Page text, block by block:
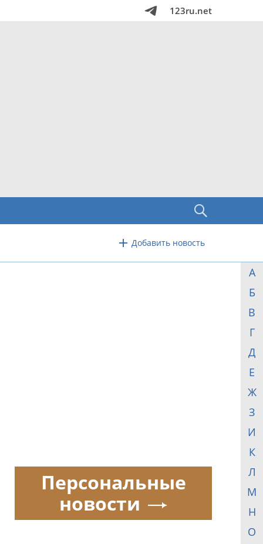
123ru.net
Добавить новость
А
Б
В
Г
Д
Е
Ж
З
И
К
Л
М
Н
О
Персональные
новости